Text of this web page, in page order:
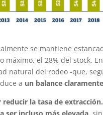
se mantiene
máximo, el 28% del stock.
natural del rodeo -que,
a un balance
la tasa de extracción.